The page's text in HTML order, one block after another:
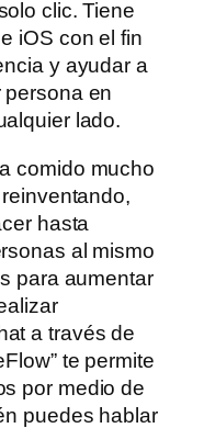
clic. Tiene
iOS con el fin
y ayudar a
en
lado.
comido mucho
hasta
al mismo
para aumentar
a través de
te permite
por medio de
puedes hablar